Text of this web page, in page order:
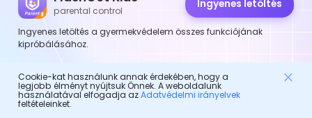
parental control
Ingyenes letöltés
Ingyenes letöltés a gyermekvédelem összes funkciójának
kipróbálásához.
Egy gondoskodó szülői ellenőrző alkalmazás mindenkinek!
gyermekeiket.
Ez egy digitális testőr a gyermekek egészséges életéért.
Cookie-kat használunk annak érdekében, hogy a
legjobb élményt nyújtsuk Önnek. A weboldalunk
használatával elfogadja azAdatvédelmi irányelvek
feltételeinket.